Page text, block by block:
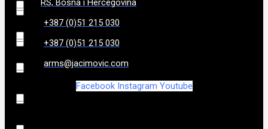
99(0)
3,35(0)
184(0)
RS, Bosna i Hercegovina
+387 (0)51 215 030
+387 (0)51 215 030
arms@jacimovic.com
Facebook Instagram Youtube